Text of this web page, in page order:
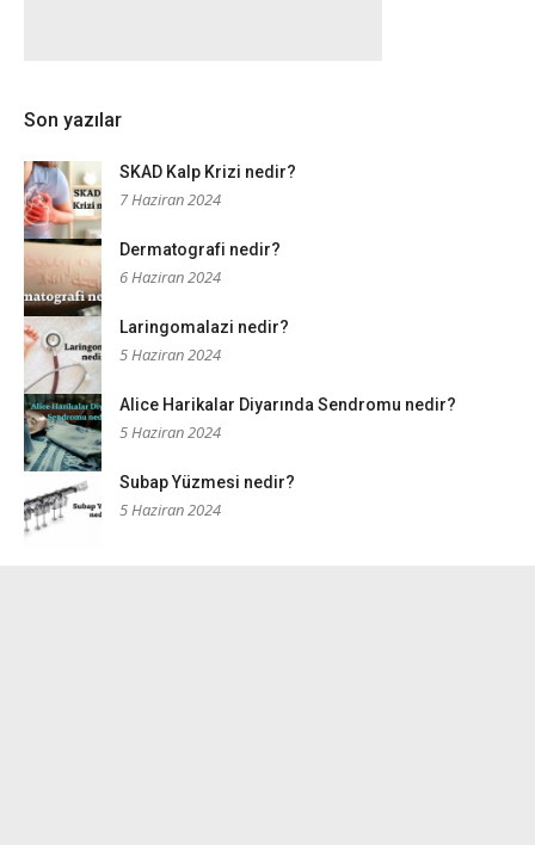
Son yazılar
SKAD Kalp Krizi nedir?
7 Haziran 2024
Dermatografi nedir?
6 Haziran 2024
Laringomalazi nedir?
5 Haziran 2024
Alice Harikalar Diyarında Sendromu nedir?
5 Haziran 2024
Subap Yüzmesi nedir?
5 Haziran 2024